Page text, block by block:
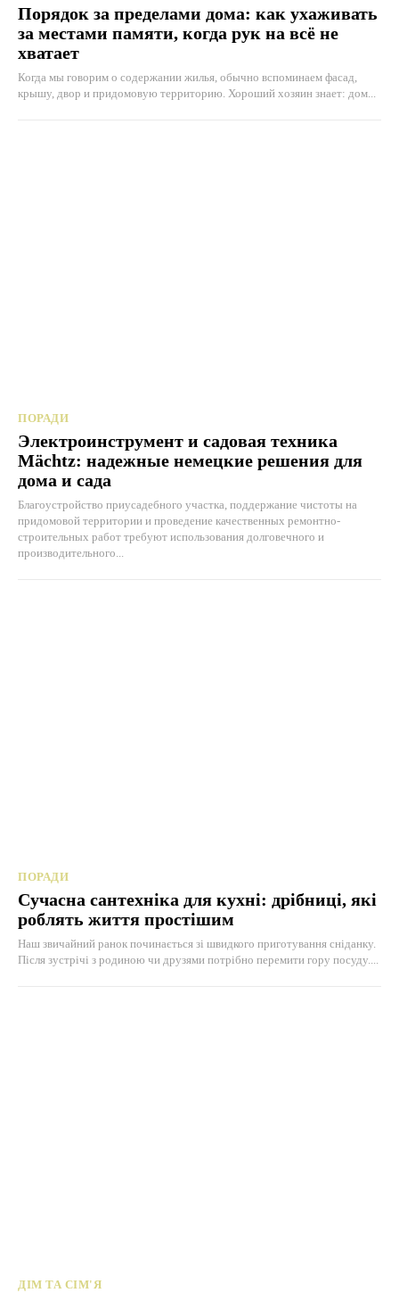
Порядок за пределами дома: как ухаживать
за местами памяти, когда рук на всё не
хватает
Когда мы говорим о содержании жилья, обычно вспоминаем фасад,
крышу, двор и придомовую территорию. Хороший хозяин знает: дом...
ПОРАДИ
Электроинструмент и садовая техника
Mächtz: надежные немецкие решения для
дома и сада
Благоустройство приусадебного участка, поддержание чистоты на
придомовой территории и проведение качественных ремонтно-
строительных работ требуют использования долговечного и
производительного...
ПОРАДИ
Сучасна сантехніка для кухні: дрібниці, які
роблять життя простішим
Наш звичайний ранок починається зі швидкого приготування сніданку.
Після зустрічі з родиною чи друзями потрібно перемити гору посуду....
ДІМ ТА СІМ'Я